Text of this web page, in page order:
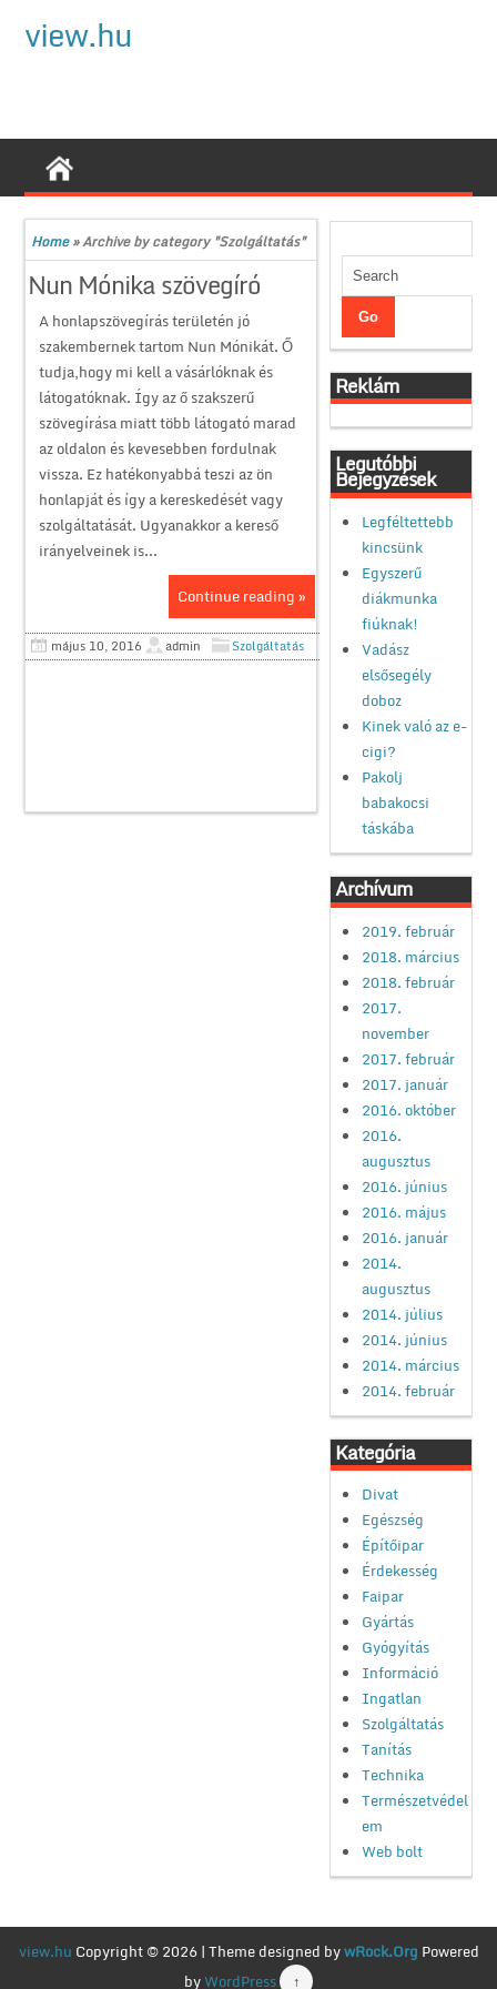
view.hu
Home»Archive by category "Szolgáltatás"
Nun Mónika szövegíró
A honlapszövegírás területén jó
szakembernek tartom Nun Mónikát. Ő
tudja,hogy mi kell a vásárlóknak és
látogatóknak. Így az ő szakszerű
szövegírása miatt több látogató marad
az oldalon és kevesebben fordulnak
vissza. Ez hatékonyabbá teszi az ön
honlapját és így a kereskedését vagy
szolgáltatását. Ugyanakkor a kereső
irányelveinek is...
Continue reading »
május 10, 2016 admin Szolgáltatás
Reklám
Legutóbbi
Bejegyzések
Legféltettebb
kincsünk
Egyszerű
diákmunka
fiúknak!
Vadász
elsősegély
doboz
Kinek való az e-
cigi?
Pakolj
babakocsi
táskába
Archívum
2019. február
2018. március
2018. február
2017.
november
2017. február
2017. január
2016. október
2016.
augusztus
2016. június
2016. május
2016. január
2014.
augusztus
2014. július
2014. június
2014. március
2014. február
Kategória
Divat
Egészség
Építőipar
Érdekesség
Faipar
Gyártás
Gyógyítás
Információ
Ingatlan
Szolgáltatás
Tanítás
Technika
Természetvédel
em
Web bolt
view.hu Copyright © 2026 | Theme designed bywRock.Org Powered
byWordPress ↑